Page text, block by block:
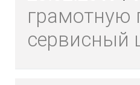
сервисный